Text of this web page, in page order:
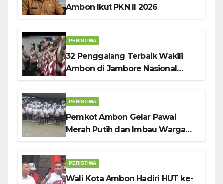
Ambon Ikut PKN II 2026
PERISTIWA
32 Penggalang Terbaik Wakili
Ambon di Jambore Nasional
PERISTIWA
Pemkot Ambon Gelar Pawai
Merah Putih dan Imbau Warga
PERISTIWA
Wali Kota Ambon Hadiri HUT ke-